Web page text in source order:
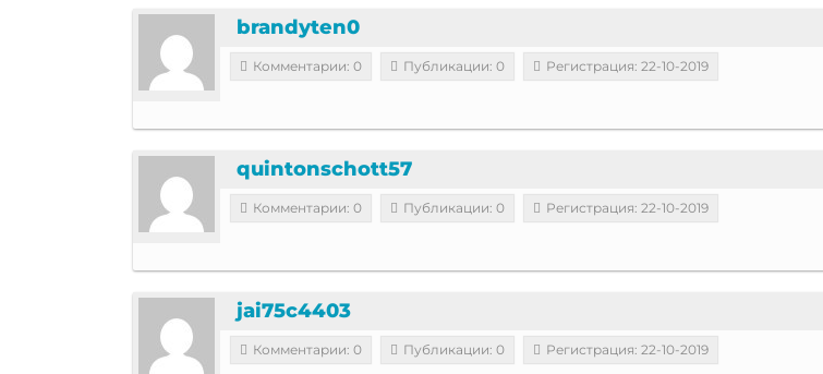
brandyten0
Комментарии: 0 Публикации: 0 Регистрация: 22-10-2019
quintonschott57
Комментарии: 0 Публикации: 0 Регистрация: 22-10-2019
jai75c4403
Комментарии: 0 Публикации: 0 Регистрация: 22-10-2019